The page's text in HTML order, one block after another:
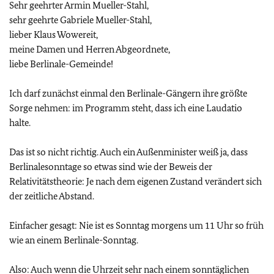
Sehr geehrter Armin Mueller-Stahl,
sehr geehrte Gabriele Mueller-Stahl,
lieber Klaus Wowereit,
meine Damen und Herren Abgeordnete,
liebe Berlinale-Gemeinde!
Ich darf zunächst einmal den Berlinale-Gängern ihre größte
Sorge nehmen: im Programm steht, dass ich eine Laudatio
halte.
Das ist so nicht richtig. Auch ein Außenminister weiß ja, dass
Berlinalesonntage so etwas sind wie der Beweis der
Relativitätstheorie: Je nach dem eigenen Zustand verändert sich
der zeitliche Abstand.
Einfacher gesagt: Nie ist es Sonntag morgens um 11 Uhr so früh
wie an einem Berlinale-Sonntag.
Also: Auch wenn die Uhrzeit sehr nach einem sonntäglichen